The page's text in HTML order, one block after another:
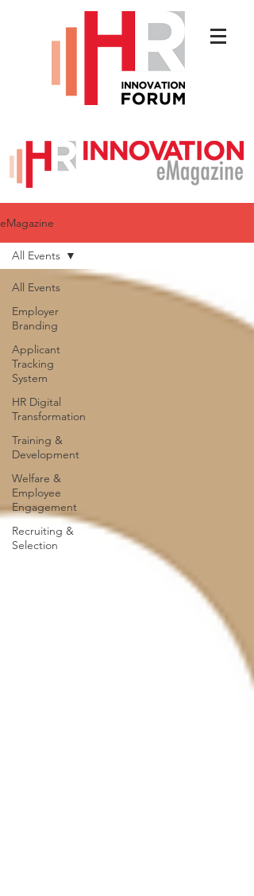
eMagazine
All Events
Employer
Branding
Applicant
Tracking
System
HR Digital
Transformation
Training &
Development
Welfare &
Employee
Engagement
Recruiting &
Selection
All Events